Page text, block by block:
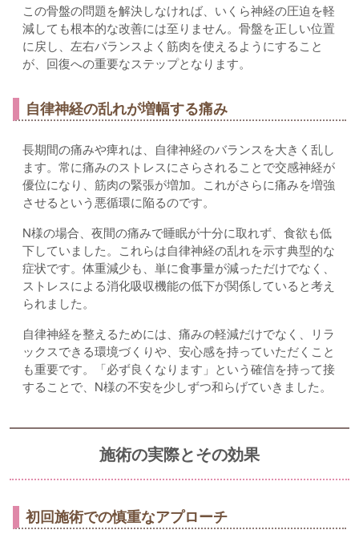
この骨盤の問題を解決しなければ、いくら神経の圧迫を軽
減しても根本的な改善には至りません。骨盤を正しい位置
に戻し、左右バランスよく筋肉を使えるようにすること
が、回復への重要なステップとなります。
自律神経の乱れが増幅する痛み
長期間の痛みや痺れは、自律神経のバランスを大きく乱し
ます。常に痛みのストレスにさらされることで交感神経が
優位になり、筋肉の緊張が増加。これがさらに痛みを増強
させるという悪循環に陥るのです。
N様の場合、夜間の痛みで睡眠が十分に取れず、食欲も低
下していました。これらは自律神経の乱れを示す典型的な
症状です。体重減少も、単に食事量が減っただけでなく、
ストレスによる消化吸収機能の低下が関係していると考え
られました。
自律神経を整えるためには、痛みの軽減だけでなく、リラ
ックスできる環境づくりや、安心感を持っていただくこと
も重要です。「必ず良くなります」という確信を持って接
することで、N様の不安を少しずつ和らげていきました。
施術の実際とその効果
初回施術での慎重なアプローチ